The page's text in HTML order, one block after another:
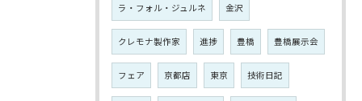
ラ・フォル・ジュルネ 金沢
クレモナ製作家 進捗 豊橋 豊橋展示会
フェア 京都店 東京 技術日記